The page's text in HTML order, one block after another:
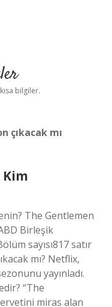
bilgiler.
çıkacak mı
The Gentlemen
Birleşik
sayısı817 satır
mı? Netflix,
yayınladı.
“The
miras alan